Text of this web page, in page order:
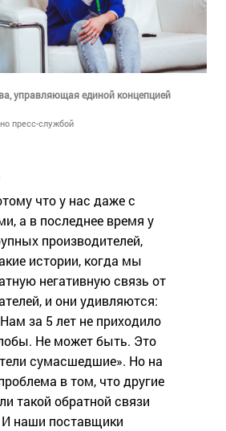
управляющая единой концепцией
пресс-службой
что у нас даже с
а в последнее время у
производителей,
истории, когда мы
негативную связь от
и они удивляются:
за 5 лет не приходило
Не может быть. Это
сумасшедшие». Но на
в том, что другие
такой обратной связи
наши поставщики